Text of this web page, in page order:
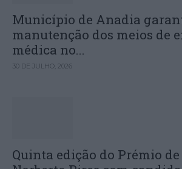
Município de Anadia
manutenção dos meios de
médica no...
30 DE JULHO, 2026
Quinta edição do Prémio